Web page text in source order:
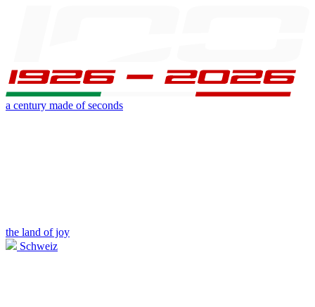
a century made of seconds
the land of joy
Schweiz